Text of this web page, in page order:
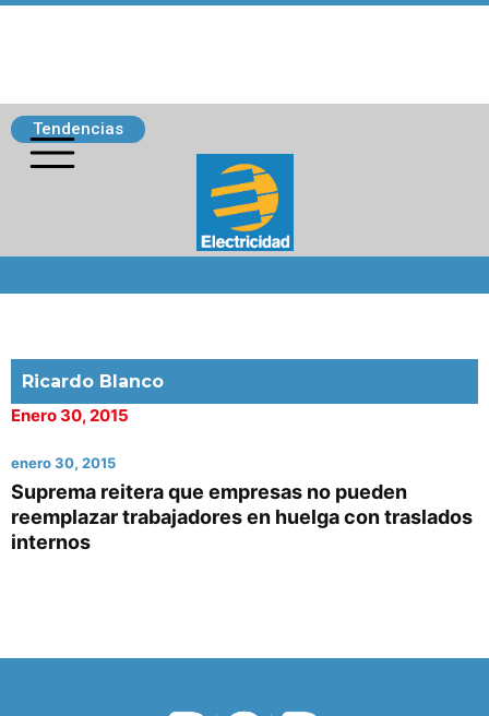
Tendencias
Ricardo Blanco
Enero 30, 2015
enero 30, 2015
Suprema reitera que empresas no pueden
reemplazar trabajadores en huelga con traslados
internos